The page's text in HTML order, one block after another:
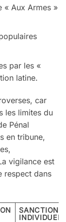
« Aux Armes »
par les «
latine.
car
les limites du
Pénal
en tribune,
vigilance est
respect dans
SANCTION